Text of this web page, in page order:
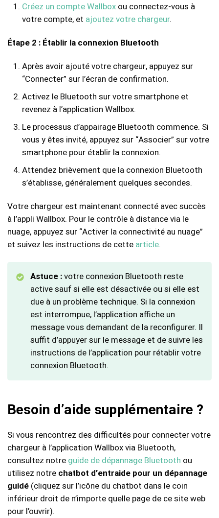
Créez un compte Wallbox ou connectez-vous à
votre compte, et ajoutez votre chargeur.
Étape 2 : Établir la connexion Bluetooth
Après avoir ajouté votre chargeur, appuyez sur
“Connecter” sur l’écran de confirmation.
Activez le Bluetooth sur votre smartphone et
revenez à l’application Wallbox.
Le processus d’appairage Bluetooth commence. Si
vous y êtes invité, appuyez sur “Associer” sur votre
smartphone pour établir la connexion.
Attendez brièvement que la connexion Bluetooth
s’établisse, généralement quelques secondes.
Votre chargeur est maintenant connecté avec succès
à l’appli Wallbox. Pour le contrôle à distance via le
nuage, appuyez sur “Activer la connectivité au nuage”
et suivez les instructions de cette article.
Astuce :votre connexion Bluetooth reste
active sauf si elle est désactivée ou si elle est
due à un problème technique. Si la connexion
est interrompue, l’application affiche un
message vous demandant de la reconfigurer. Il
suffit d’appuyer sur le message et de suivre les
instructions de l’application pour rétablir votre
connexion Bluetooth.
Besoin d’aide supplémentaire ?
Si vous rencontrez des difficultés pour connecter votre
chargeur à l’application Wallbox via Bluetooth,
consultez notre guide de dépannage Bluetooth ou
utilisez notre chatbot d’entraide pour un dépannage
guidé (cliquez sur l’icône du chatbot dans le coin
inférieur droit de n’importe quelle page de ce site web
pour l’ouvrir).